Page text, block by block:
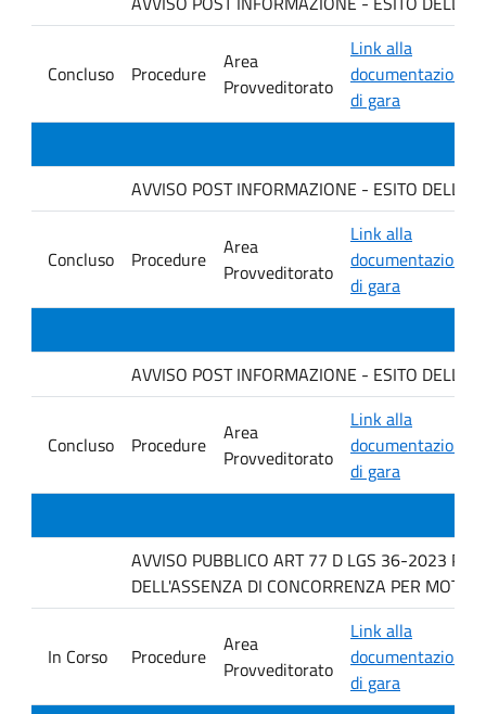
Concluso Procedure
Area
Provveditorato
Link alla
documentazione
di gara
AVVISO POST INFORMAZIONE - ESITO
Concluso Procedure
Area
Provveditorato
Link alla
documentazione
di gara
AVVISO POST INFORMAZIONE - ESITO
Concluso Procedure
Area
Provveditorato
Link alla
documentazione
di gara
AVVISO PUBBLICO ART 77 D LGS 36-2023 PER
DELL'ASSENZA DI CONCORRENZA PER MOTIVI
In Corso Procedure
Area
Provveditorato
Link alla
documentazione
di gara